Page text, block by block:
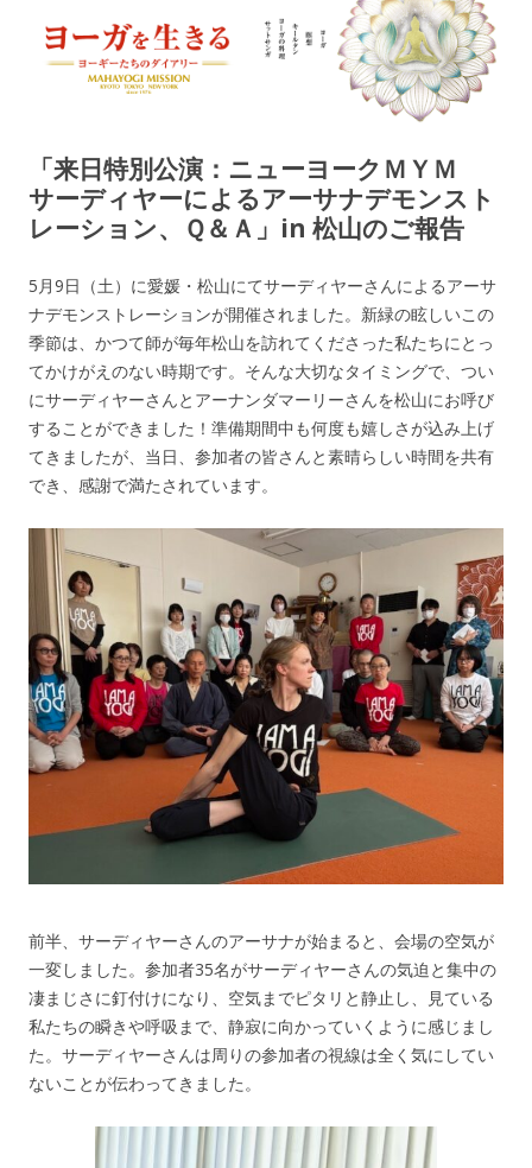
ヨーガを生きる — MAHAYOGI
MISSION ブログ
「来日特別公演：ニューヨークＭＹＭ
サーディヤーによるアーサナデモンスト
レーション、Ｑ＆Ａ」in 松山のご報告
5月9日（土）に愛媛・松山にてサーディヤーさんによるアーサ
ナデモンストレーションが開催されました。新緑の眩しいこの
季節は、かつて師が毎年松山を訪れてくださった私たちにとっ
てかけがえのない時期です。そんな大切なタイミングで、つい
にサーディヤーさんとアーナンダマーリーさんを松山にお呼び
することができました！準備期間中も何度も嬉しさが込み上げ
てきましたが、当日、参加者の皆さんと素晴らしい時間を共有
でき、感謝で満たされています。
前半、サーディヤーさんのアーサナが始まると、会場の空気が
一変しました。参加者35名がサーディヤーさんの気迫と集中の
凄まじさに釘付けになり、空気までピタリと静止し、見ている
私たちの瞬きや呼吸まで、静寂に向かっていくように感じまし
た。サーディヤーさんは周りの参加者の視線は全く気にしてい
ないことが伝わってきました。